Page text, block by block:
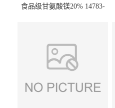
食品级甘氨酸镁20% 14783-